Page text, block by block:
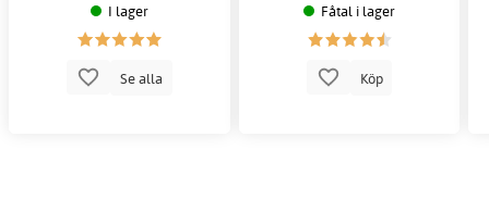
I lager
Se alla
Fåtal i lager
Köp